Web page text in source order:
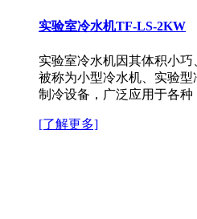
实验室冷水机TF-LS-2KW
实验室冷水机因其体积小
被称为小型冷水机、实验
制冷设备，广泛应用于各种
[了解更多]